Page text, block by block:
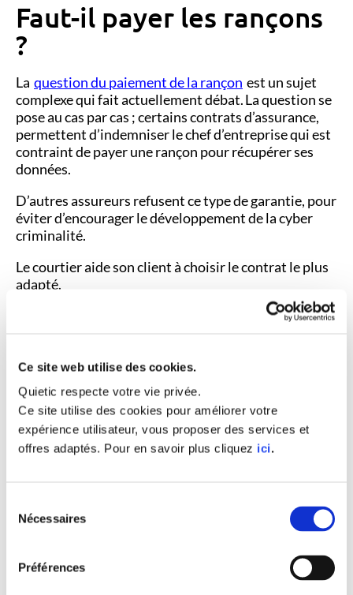
Ce site web utilise des cookies.
Quietic respecte votre vie privée.
Ce site utilise des cookies pour améliorer votre
expérience utilisateur, vous proposer des services et
offres adaptés. Pour en savoir plus cliquez ici.
Nécessaires
Préférences
Faut-il payer les rançons
?
La question du paiement de la rançon est un sujet
complexe qui fait actuellement débat. La question se
pose au cas par cas ; certains contrats d’assurance,
permettent d’indemniser le chef d’entreprise qui est
contraint de payer une rançon pour récupérer ses
données.
D’autres assureurs refusent ce type de garantie, pour
éviter d’encourager le développement de la cyber
criminalité.
Le courtier aide son client à choisir le contrat le plus
adapté.
a bataille de la
Aujourd’hui il y a encore des entreprises qui se
pas les pirates. Or la question n’est pas de savoir si
elles seront attaquées mais quand elles le seront. !
Avec des attaques de moins en moins grossières,
réalisées massivement par des robots, les pirates
sauvegarde est performant.
reste un bon moyen d’optimiser son dispositif de